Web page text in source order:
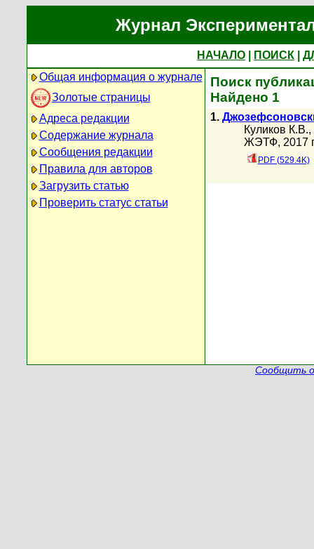
Журнал
НАЧАЛО ПОИСК
Общая информация о журнале
Золотые страницы
Адреса редакции
Содержание журнала
Сообщения редакции
Правила для авторов
Загрузить статью
Проверить статус статьи
Поиск
Найдено 1
1.
Куликов К.В.,
ЖЭТФ, 2017
PDF (529.4K)
Сообщить о